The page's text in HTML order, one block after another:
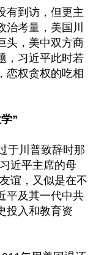
有到访，但更主
治考量，美国川
头，美中双方商
，习近平此时若
恋权贪权的吃相
”
于川普致辞时那
近平主席的母
谊，又似是在不
平及其一代中共
投入和教育资